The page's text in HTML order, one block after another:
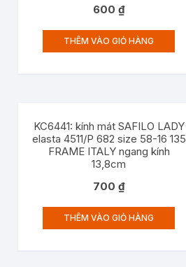
600₫
THÊM VÀO GIỎ HÀNG
KC6441: kính mát SAFILO LADY
elasta 4511/P 682 size 58-16 135
FRAME ITALY ngang kính
13,8cm
700₫
THÊM VÀO GIỎ HÀNG